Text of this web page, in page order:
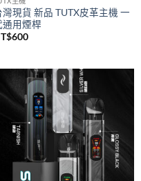
灣現貨 新品 TUTX皮革主機 一
通用煙桿
600